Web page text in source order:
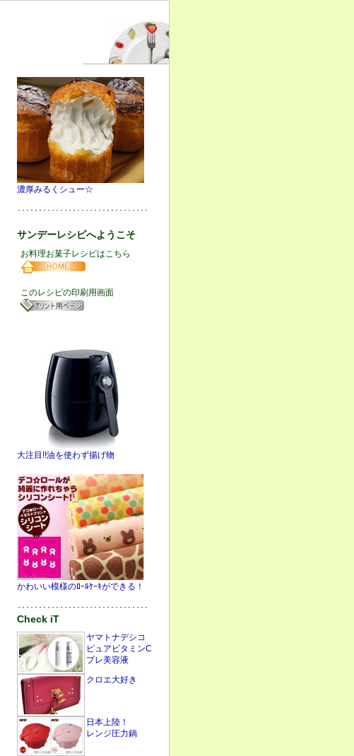
濃厚みるくシュー☆
･･･････････････････････････････
サンデーレシピへようこそ
お料理お菓子レシピはこちら
このレシピの印刷用画面
大注目!!油を使わず揚げ物
かわいい模様のﾛｰﾙｹｰｷができる！
･･･････････････････････････････
Check iT
ヤマトナデシコ
ピュアビタミンC
プレ美容液
クロエ大好き
日本上陸！
レンジ圧力鍋